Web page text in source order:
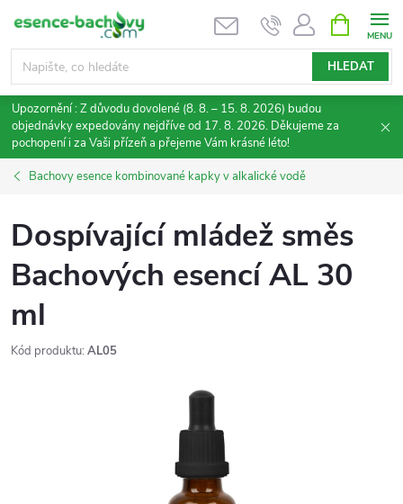
obsah
HLEDAT
NÁKUPNÍ
KOŠÍK
Upozornění : Z důvodu dovolené (8. 8. – 15. 8. 2026) budou
objednávky expedovány nejdříve od 17. 8. 2026. Děkujeme za
pochopení i za Vaši přízeň a přejeme Vám krásné léto!
Bachovy esence kombinované kapky v alkalické vodě
Dospívající mládež směs
Bachových esencí AL 30
ml
Kód produktu: AL05